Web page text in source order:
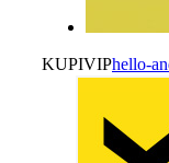
KUPIVIPhello-